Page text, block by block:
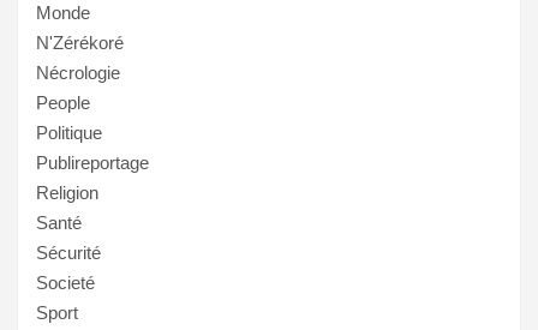
Monde
N'Zérékoré
Nécrologie
People
Politique
Publireportage
Religion
Santé
Sécurité
Societé
Sport